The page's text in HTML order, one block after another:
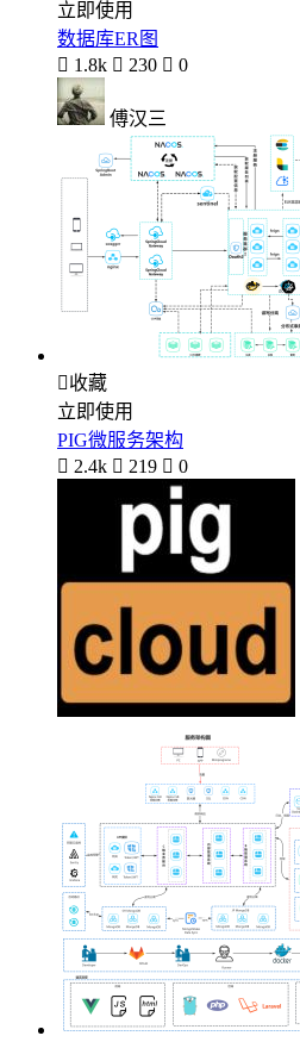
立即使用
数据库ER图
 1.8k  230  0
傅汉三
收藏
立即使用
PIG微服务架构
 2.4k  219  0